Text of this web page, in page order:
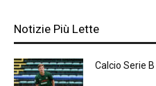
Notizie Più Lette
Calcio Serie